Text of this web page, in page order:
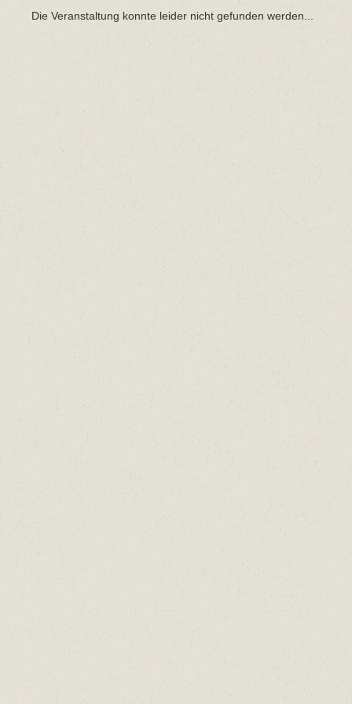
Die Veranstaltung konnte leider nicht gefunden werden...